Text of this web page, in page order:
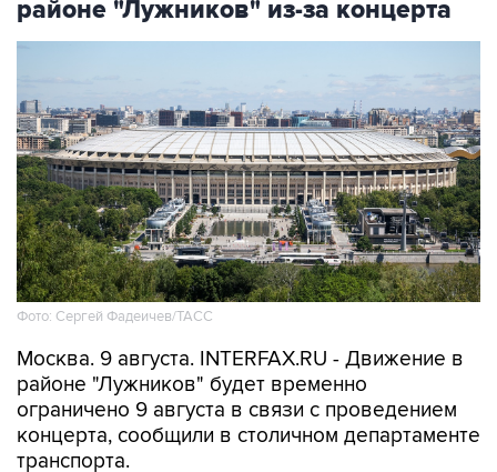
районе "Лужников" из-за концерта
Фото: Сергей Фадеичев/ТАСС
Москва. 9 августа. INTERFAX.RU - Движение в
районе "Лужников" будет временно
ограничено 9 августа в связи с проведением
концерта, сообщили в столичном департаменте
транспорта.